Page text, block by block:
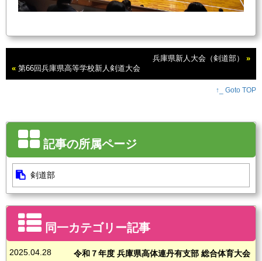
兵庫県新人大会（剣道部）
»
« 第66回兵庫県高等学校新人剣道大会
↑_ Goto TOP
記事の所属ページ
剣道部
同一カテゴリー記事
2025.04.28
令和７年度 兵庫県高体連丹有支部 総合体育大会